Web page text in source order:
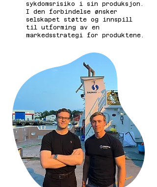
sykdomsrisiko i sin produksjon.
I den forbindelse ønsker
selskapet støtte og innspill
til utforming av en
markedsstrategi for produktene.